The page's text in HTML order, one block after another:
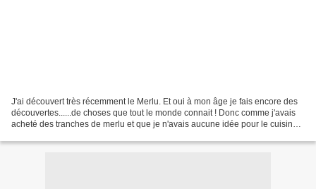
J'ai découvert très récemment le Merlu. Et oui à mon âge je fais encore des
découvertes......de choses que tout le monde connait ! Donc comme j'avais
acheté des tranches de merlu et que je n'avais aucune idée pour le cuisiner,